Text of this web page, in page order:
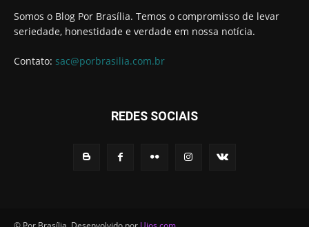
Somos o Blog Por Brasília. Temos o compromisso de levar
seriedade, honestidade e verdade em nossa notícia.
Contato: sac@porbrasilia.com.br
REDES SOCIAIS